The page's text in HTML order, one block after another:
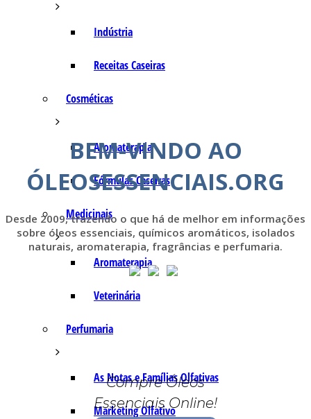
Indústria
Receitas Caseiras
Cosméticas
Aromaterapia
Fórmulas Caseiras
Medicinais
Aromaterapia
Veterinária
Perfumaria
As Notas e Famílias Olfativas
Marketing Olfativo
BEM-VINDO AO
ÓLEOSESSENCIAIS.ORG
Desde 2009, trazendo o que há de melhor em informações
sobre óleos essenciais, químicos aromáticos, isolados
naturais, aromaterapia, fragrâncias e perfumaria.
Compre Óleos
Essenciais Online!